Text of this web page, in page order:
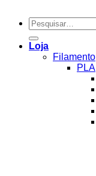
Pesquisar
por:
Loja
Filamento
PLA